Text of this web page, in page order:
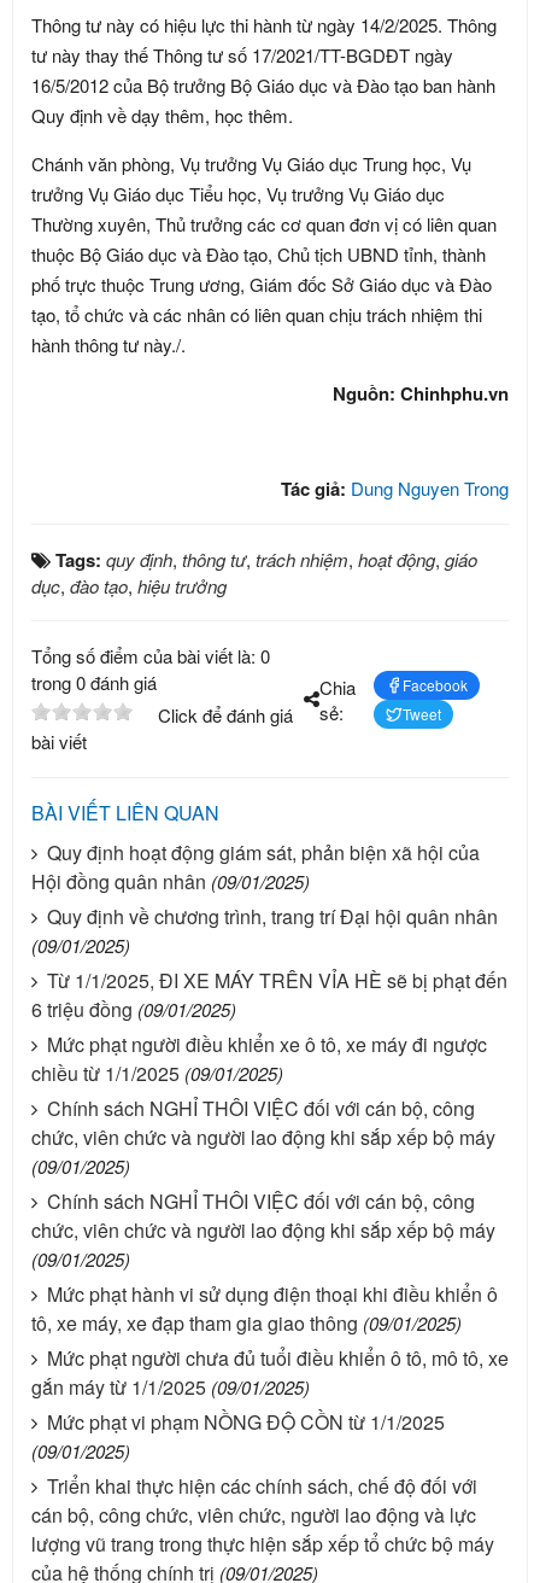
Thông tư này có hiệu lực thi hành từ ngày 14/2/2025. Thông
tư này thay thế Thông tư số 17/2021/TT-BGDĐT ngày
16/5/2012 của Bộ trưởng Bộ Giáo dục và Đào tạo ban hành
Quy định về dạy thêm, học thêm.
Chánh văn phòng, Vụ trưởng Vụ Giáo dục Trung học, Vụ
trưởng Vụ Giáo dục Tiểu học, Vụ trưởng Vụ Giáo dục
Thường xuyên, Thủ trưởng các cơ quan đơn vị có liên quan
thuộc Bộ Giáo dục và Đào tạo, Chủ tịch UBND tỉnh, thành
phố trực thuộc Trung ương, Giám đốc Sở Giáo dục và Đào
tạo, tổ chức và các nhân có liên quan chịu trách nhiệm thi
hành thông tư này./.
Nguồn: Chinhphu.vn
Tác giả: Dung Nguyen Trong
Tags: quy định, thông tư, trách nhiệm, hoạt động, giáo
dục, đào tạo, hiệu trưởng
Tổng số điểm của bài viết là: 0
trong 0 đánh giá
Click để đánh giá
bài viết
Chia
sẻ:
Facebook
Tweet
BÀI VIẾT LIÊN QUAN
Quy định hoạt động giám sát, phản biện xã hội của
Hội đồng quân nhân (09/01/2025)
Quy định về chương trình, trang trí Đại hội quân nhân
(09/01/2025)
Từ 1/1/2025, ĐI XE MÁY TRÊN VỈA HÈ sẽ bị phạt đến
6 triệu đồng (09/01/2025)
Mức phạt người điều khiển xe ô tô, xe máy đi ngược
chiều từ 1/1/2025 (09/01/2025)
Chính sách NGHỈ THÔI VIỆC đối với cán bộ, công
chức, viên chức và người lao động khi sắp xếp bộ máy
(09/01/2025)
Chính sách NGHỈ THÔI VIỆC đối với cán bộ, công
chức, viên chức và người lao động khi sắp xếp bộ máy
(09/01/2025)
Mức phạt hành vi sử dụng điện thoại khi điều khiển ô
tô, xe máy, xe đạp tham gia giao thông (09/01/2025)
Mức phạt người chưa đủ tuổi điều khiển ô tô, mô tô, xe
gắn máy từ 1/1/2025 (09/01/2025)
Mức phạt vi phạm NỒNG ĐỘ CỒN từ 1/1/2025
(09/01/2025)
Triển khai thực hiện các chính sách, chế độ đối với
cán bộ, công chức, viên chức, người lao động và lực
lượng vũ trang trong thực hiện sắp xếp tổ chức bộ máy
của hệ thống chính trị (09/01/2025)